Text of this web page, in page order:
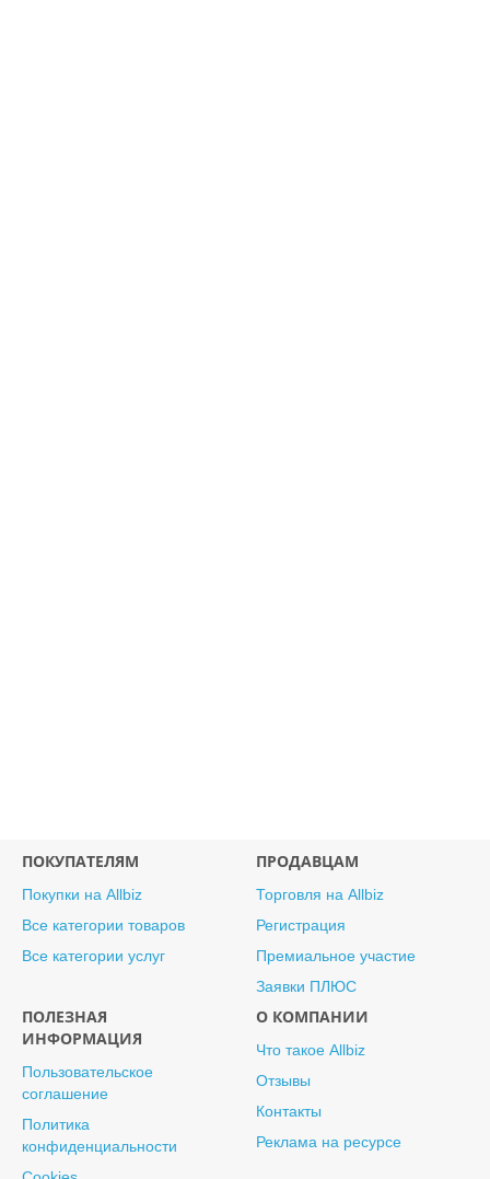
ПОКУПАТЕЛЯМ
Покупки на Allbiz
Все категории товаров
Все категории услуг
ПРОДАВЦАМ
Торговля на Allbiz
Регистрация
Премиальное участие
Заявки ПЛЮС
ПОЛЕЗНАЯ
ИНФОРМАЦИЯ
Пользовательское
соглашение
Политика
конфиденциальности
О КОМПАНИИ
Что такое Allbiz
Отзывы
Контакты
Реклама на ресурсе